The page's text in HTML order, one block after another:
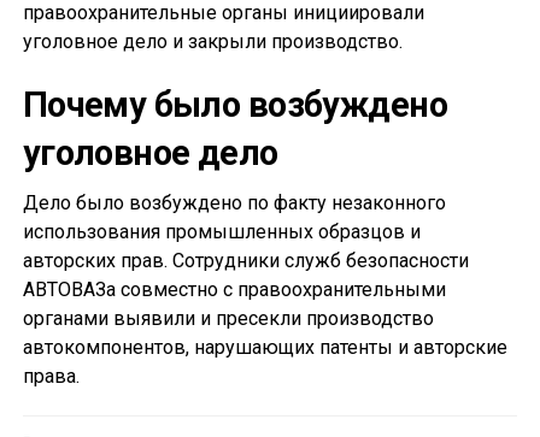
правоохранительные органы инициировали
уголовное дело и закрыли производство.
Почему было возбуждено
уголовное дело
Дело было возбуждено по факту незаконного
использования промышленных образцов и
авторских прав. Сотрудники служб безопасности
АВТОВАЗа совместно с правоохранительными
органами выявили и пресекли производство
автокомпонентов, нарушающих патенты и авторские
права.